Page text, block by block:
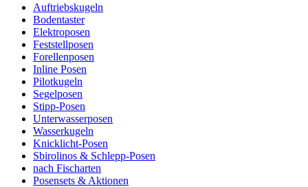
Auftriebskugeln
Bodentaster
Elektroposen
Feststellposen
Forellenposen
Inline Posen
Pilotkugeln
Segelposen
Stipp-Posen
Unterwasserposen
Wasserkugeln
Knicklicht-Posen
Sbirolinos & Schlepp-Posen
nach Fischarten
Posensets & Aktionen